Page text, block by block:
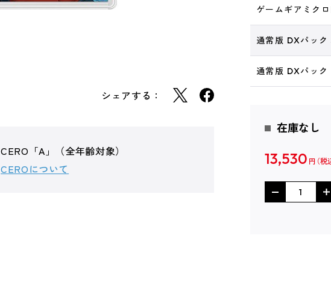
シェアする：
CERO「A」（全年齢対象）
CEROについて
ゲームギアミク
通常版 DXパッ
通常版 DXパック
在庫なし
13,530 円